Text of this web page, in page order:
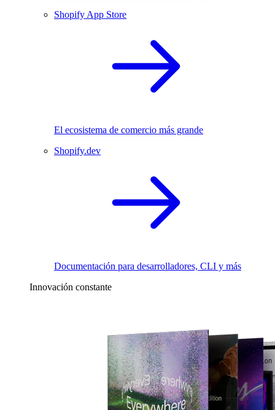
Shopify App Store
El ecosistema de comercio más grande
Shopify.dev
Documentación para desarrolladores, CLI y más
Innovación constante